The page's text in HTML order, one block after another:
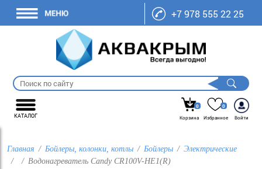
+7 978 555 22 25
КАТАЛОГ
0
Корзина
0
Избранное
Войти
Главная Бойлеры, колонки, котлы Бойлеры
Электрические
Водонагреватель Candy CR100V-HE1(R)